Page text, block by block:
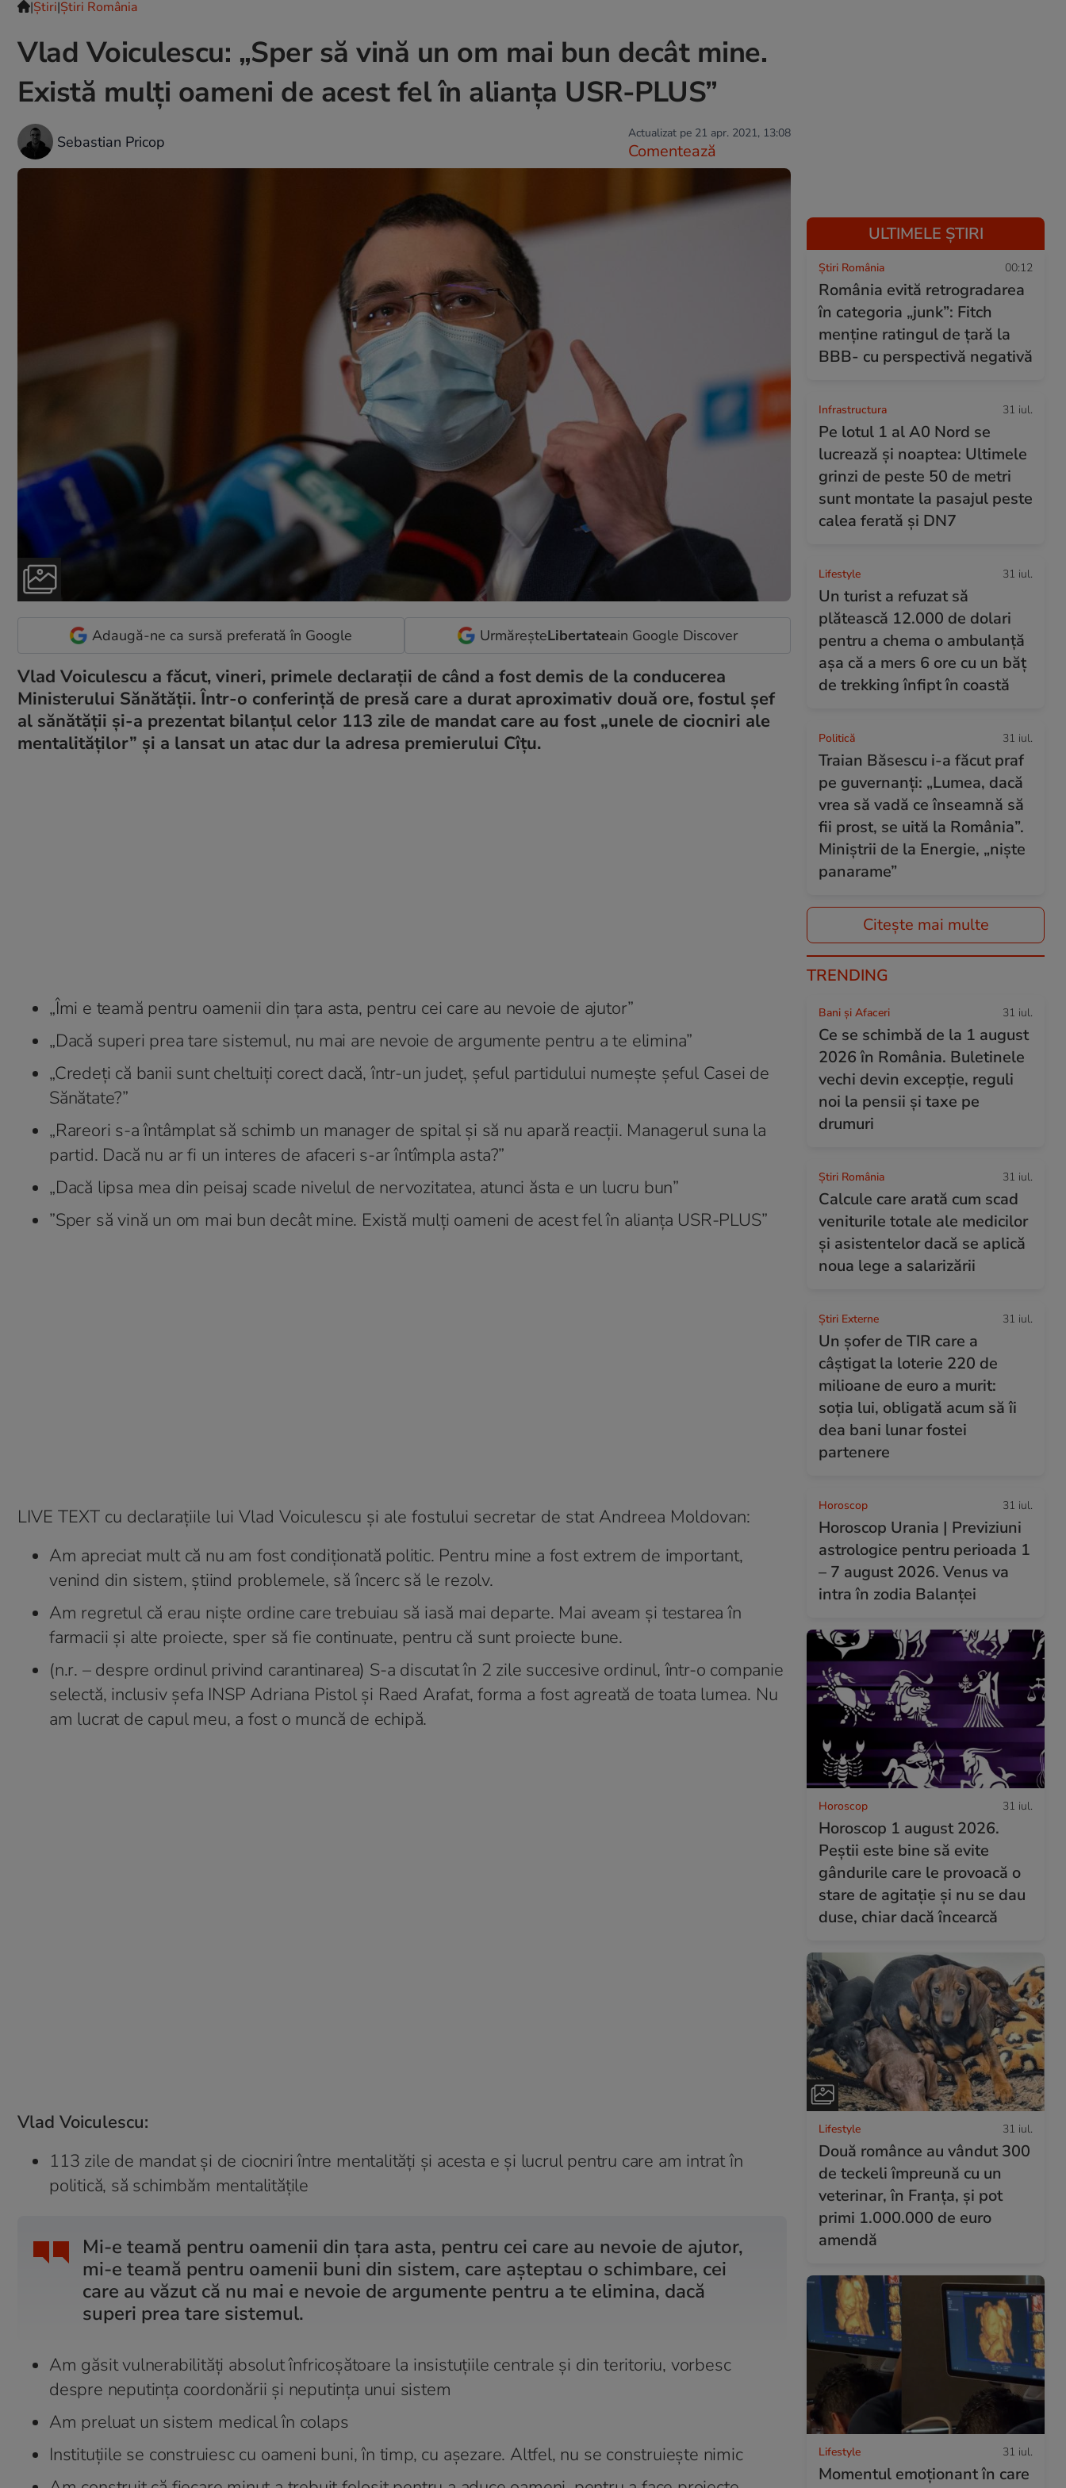
|Ştiri|Știri România
Vlad Voiculescu: „Sper să vină un om mai bun decât mine.
Există mulți oameni de acest fel în alianța USR-PLUS”
Sebastian Pricop Actualizat pe 21 apr. 2021, 13:08
Comentează
Adaugă-ne ca sursă preferată în Google UrmăreșteLibertateain Google Discover
Vlad Voiculescu a făcut, vineri, primele declarații de când a fost demis de la conducerea
Ministerului Sănătății. Într-o conferință de presă care a durat aproximativ două ore, fostul șef
al sănătății și-a prezentat bilanțul celor 113 zile de mandat care au fost „unele de ciocniri ale
mentalităților” și a lansat un atac dur la adresa premierului Cîțu.
„Îmi e teamă pentru oamenii din țara asta, pentru cei care au nevoie de ajutor”
„Dacă superi prea tare sistemul, nu mai are nevoie de argumente pentru a te elimina”
„Credeți că banii sunt cheltuiți corect dacă, într-un județ, șeful partidului numește șeful Casei de
Sănătate?”
„Rareori s-a întâmplat să schimb un manager de spital și să nu apară reacții. Managerul suna la
partid. Dacă nu ar fi un interes de afaceri s-ar întîmpla asta?”
„Dacă lipsa mea din peisaj scade nivelul de nervozitatea, atunci ăsta e un lucru bun”
”Sper să vină un om mai bun decât mine. Există mulți oameni de acest fel în alianța USR-PLUS”
LIVE TEXT cu declarațiile lui Vlad Voiculescu și ale fostului secretar de stat Andreea Moldovan:
Am apreciat mult că nu am fost condiționată politic. Pentru mine a fost extrem de important,
venind din sistem, știind problemele, să încerc să le rezolv.
Am regretul că erau niște ordine care trebuiau să iasă mai departe. Mai aveam și testarea în
farmacii și alte proiecte, sper să fie continuate, pentru că sunt proiecte bune.
(n.r. – despre ordinul privind carantinarea) S-a discutat în 2 zile succesive ordinul, într-o companie
selectă, inclusiv șefa INSP Adriana Pistol și Raed Arafat, forma a fost agreată de toata lumea. Nu
am lucrat de capul meu, a fost o muncă de echipă.
Vlad Voiculescu:
113 zile de mandat și de ciocniri între mentalități și acesta e și lucrul pentru care am intrat în
politică, să schimbăm mentalitățile
Mi-e teamă pentru oamenii din țara asta, pentru cei care au nevoie de ajutor,
mi-e teamă pentru oamenii buni din sistem, care așteptau o schimbare, cei
care au văzut că nu mai e nevoie de argumente pentru a te elimina, dacă
superi prea tare sistemul.
Am găsit vulnerabilități absolut înfricoșătoare la insistuțiile centrale și din teritoriu, vorbesc
despre neputința coordonării și neputința unui sistem
Am preluat un sistem medical în colaps
Instituțiile se construiesc cu oameni buni, în timp, cu așezare. Altfel, nu se construiește nimic
ULTIMELE ȘTIRI
Știri România 00:12
România evită retrogradarea
în categoria „junk”: Fitch
menține ratingul de țară la
BBB- cu perspectivă negativă
Infrastructura 31 iul.
Pe lotul 1 al A0 Nord se
lucrează și noaptea: Ultimele
grinzi de peste 50 de metri
sunt montate la pasajul peste
calea ferată și DN7
Lifestyle 31 iul.
Un turist a refuzat să
plătească 12.000 de dolari
pentru a chema o ambulanță
așa că a mers 6 ore cu un băț
de trekking înfipt în coastă
Politică 31 iul.
Traian Băsescu i-a făcut praf
pe guvernanți: „Lumea, dacă
vrea să vadă ce înseamnă să
fii prost, se uită la România”.
Miniștrii de la Energie, „niște
panarame”
Citește mai multe
TRENDING
Bani și Afaceri 31 iul.
Ce se schimbă de la 1 august
2026 în România. Buletinele
vechi devin excepție, reguli
noi la pensii și taxe pe
drumuri
Știri România 31 iul.
Calcule care arată cum scad
veniturile totale ale medicilor
și asistentelor dacă se aplică
noua lege a salarizării
Știri Externe 31 iul.
Un șofer de TIR care a
câștigat la loterie 220 de
milioane de euro a murit:
soția lui, obligată acum să îi
dea bani lunar fostei
partenere
Horoscop 31 iul.
Horoscop Urania | Previziuni
astrologice pentru perioada 1
– 7 august 2026. Venus va
intra în zodia Balanței
Horoscop 31 iul.
Horoscop 1 august 2026.
Peștii este bine să evite
gândurile care le provoacă o
stare de agitație și nu se dau
duse, chiar dacă încearcă
Lifestyle 31 iul.
Două românce au vândut 300
de teckeli împreună cu un
veterinar, în Franța, și pot
primi 1.000.000 de euro
amendă
Lifestyle 31 iul.
Momentul emoționant în care